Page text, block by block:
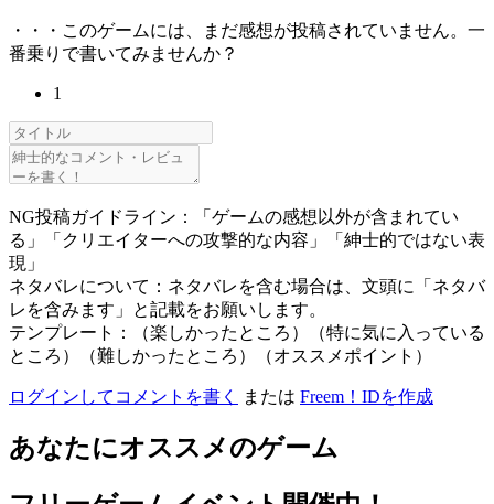
・・・このゲームには、まだ感想が投稿されていません。一
番乗りで書いてみませんか？
1
NG投稿ガイドライン：「ゲームの感想以外が含まれてい
る」「クリエイターへの攻撃的な内容」「紳士的ではない表
現」
ネタバレについて：ネタバレを含む場合は、文頭に「ネタバ
レを含みます」と記載をお願いします。
テンプレート：（楽しかったところ）（特に気に入っている
ところ）（難しかったところ）（オススメポイント）
ログインしてコメントを書く または Freem！IDを作成
あなたにオススメのゲーム